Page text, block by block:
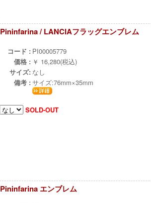
Pininfarina / LANCIAフラッグエンブレム
コード : PI00005779
価格 : ￥ 16,280(税込)
サイズ: なし
備考 : サイズ:76mm×35mm
SOLD-OUT
Pininfarina エンブレム